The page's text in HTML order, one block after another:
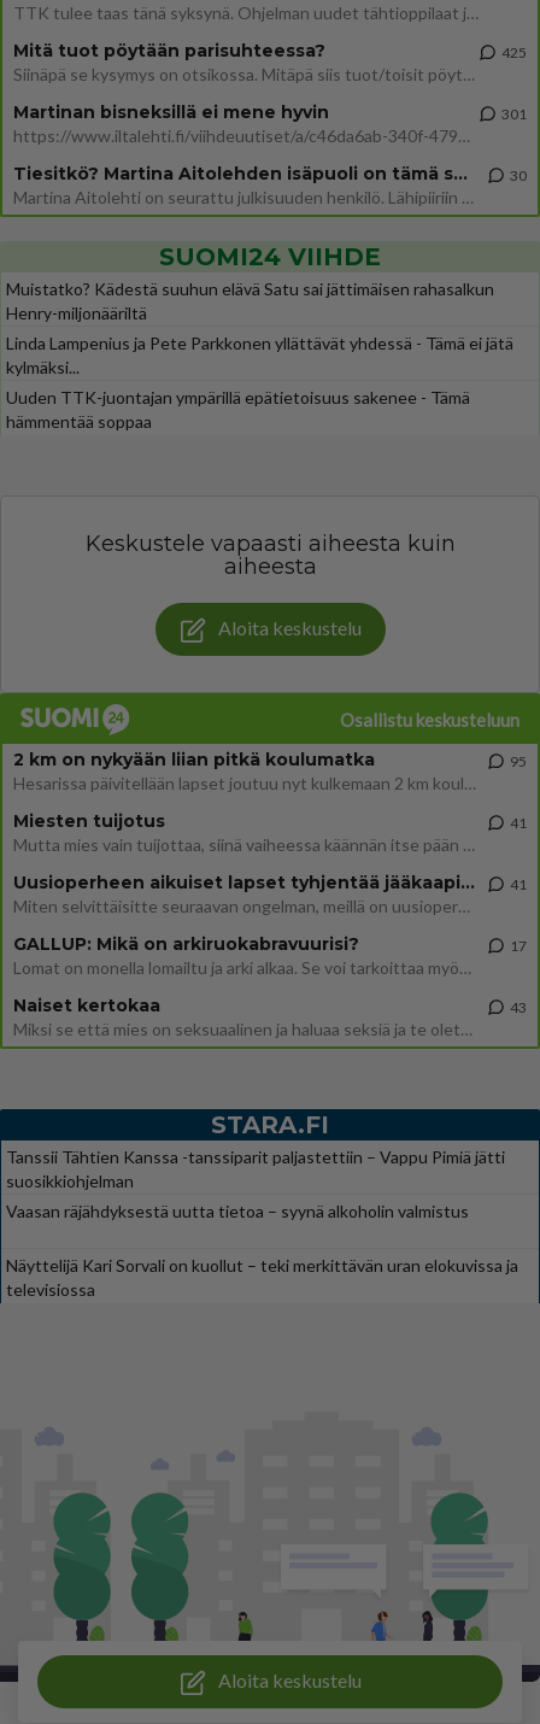
TTK tulee taas tänä syksynä. Ohjelman uudet tähtioppilaat julkistetaan torstaina 6. elokuuta klo 14 alkavassa lehdistö
Mitä tuot pöytään parisuhteessa?
Siinäpä se kysymys on otsikossa. Mitäpä siis tuot/toisit pöytään parisuhteessa? Oletko mies vai nainen? Koetko sen mitä
425
Martinan bisneksillä ei mene hyvin
https://www.iltalehti.fi/viihdeuutiset/a/c46da6ab-340f-4790-aaa7-0865eed2336 Yrityksen konkurssihakemus on tullut kärä
301
Tiesitkö? Martina Aitolehden isäpuoli on tämä suosittu laulaja
Martina Aitolehti on seurattu julkisuuden henkilö. Lähipiiriin mahtuu muitakin tunnettuja henkilöitä. Tiesitkö, että Ma
30
SUOMI24 VIIHDE
Muistatko? Kädestä suuhun elävä Satu sai jättimäisen rahasalkun
Henry-miljonääriltä
Linda Lampenius ja Pete Parkkonen yllättävät yhdessä - Tämä ei jätä
kylmäksi...
Uuden TTK-juontajan ympärillä epätietoisuus sakenee - Tämä
hämmentää soppaa
Keskustele vapaasti aiheesta kuin
aiheesta
Aloita keskustelu
Osallistu keskusteluun
2 km on nykyään liian pitkä koulumatka
Hesarissa päivitellään lapset joutuu nyt kulkemaan 2 km kouluun jösses. Ruostefillarilla tuo matka menee vaikka miten äk
95
Miesten tuijotus
Mutta mies vain tuijottaa, siinä vaiheessa käännän itse pään pois. Mikä juttu? Yleensä jos joku tuijottaa tai katsoo, hä
41
Uusioperheen aikuiset lapset tyhjentää jääkaapin käydessään
Miten selvittäisitte seuraavan ongelman, meillä on uusioperhe, minulla teini-ikäiset lapset ja puolisolla aikuiset, jotk
41
GALLUP: Mikä on arkiruokabravuurisi?
Lomat on monella lomailtu ja arki alkaa. Se voi tarkoittaa myös sitä, että grillailut on grillattu ja palataan arjen ruo
17
Naiset kertokaa
Miksi se että mies on seksuaalinen ja haluaa seksiä ja te olette hänen mielestänne haluttava on vastenmielistä? Mikä sii
43
STARA.FI
Tanssii Tähtien Kanssa -tanssiparit paljastettiin – Vappu Pimiä jätti
suosikkiohjelman
Vaasan räjähdyksestä uutta tietoa – syynä alkoholin valmistus
Näyttelijä Kari Sorvali on kuollut – teki merkittävän uran elokuvissa ja
televisiossa
Aloita keskustelu